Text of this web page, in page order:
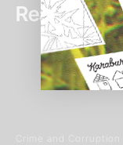
Read more:
Crime and